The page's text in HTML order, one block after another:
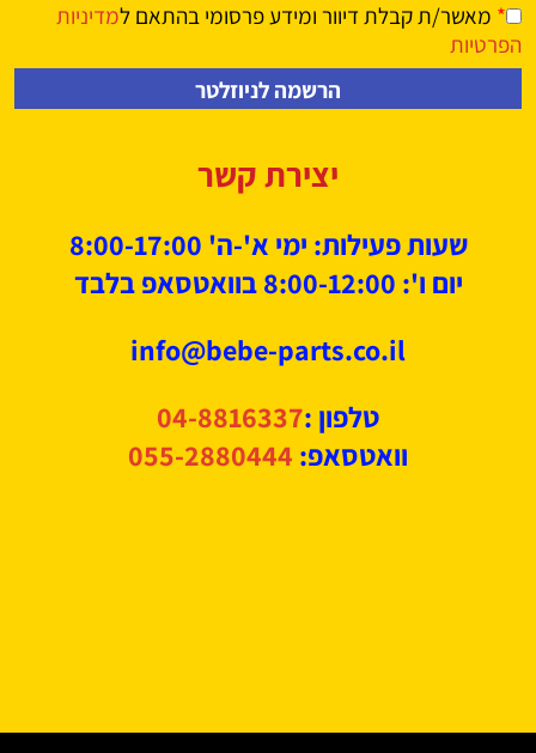
* מאשר/ת קבלת דיוור ומידע פרסומי בהתאם למדיניות
הפרטיות
יצירת קשר
שעות פעילות: ימי א'-ה' 8:00-17:00
יום ו': 8:00-12:00 בוואטסאפ בלבד
info@bebe-parts.co.il
טלפון :04-8816337
וואטסאפ: 055-2880444